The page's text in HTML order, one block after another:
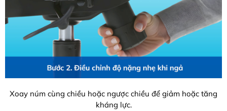
Xoay núm cùng chiều hoặc ngược chiều để giảm hoặc tăng
kháng lực.